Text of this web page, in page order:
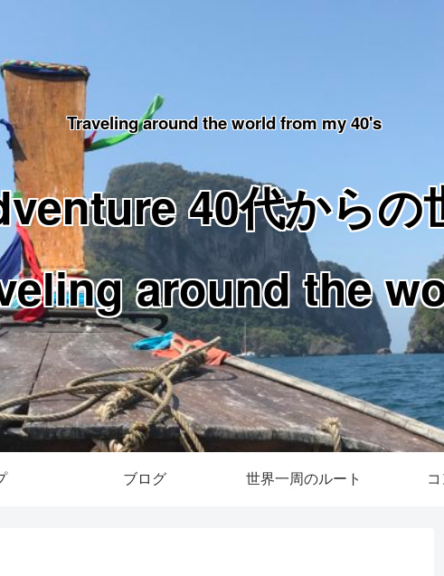
Traveling around the world from my 40's
40代からの
around the
ブログ 世界一周のルート